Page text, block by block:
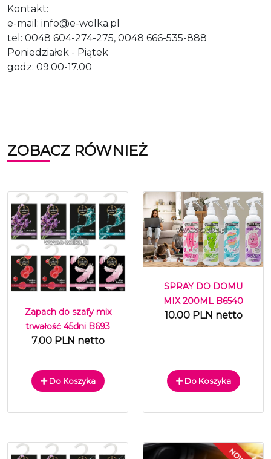
Kontakt:
e-mail: info@e-wolka.pl
tel: 0048 604-274-275, 0048 666-535-888
Poniedziałek - Piątek
godz: 09.00-17.00
ZOBACZ RÓWNIEŻ
Zapach do szafy mix
trwałość 45dni B693
7.00 PLN netto
Do Koszyka
SPRAY DO DOMU
MIX 200ML B6540
10.00 PLN netto
Do Koszyka